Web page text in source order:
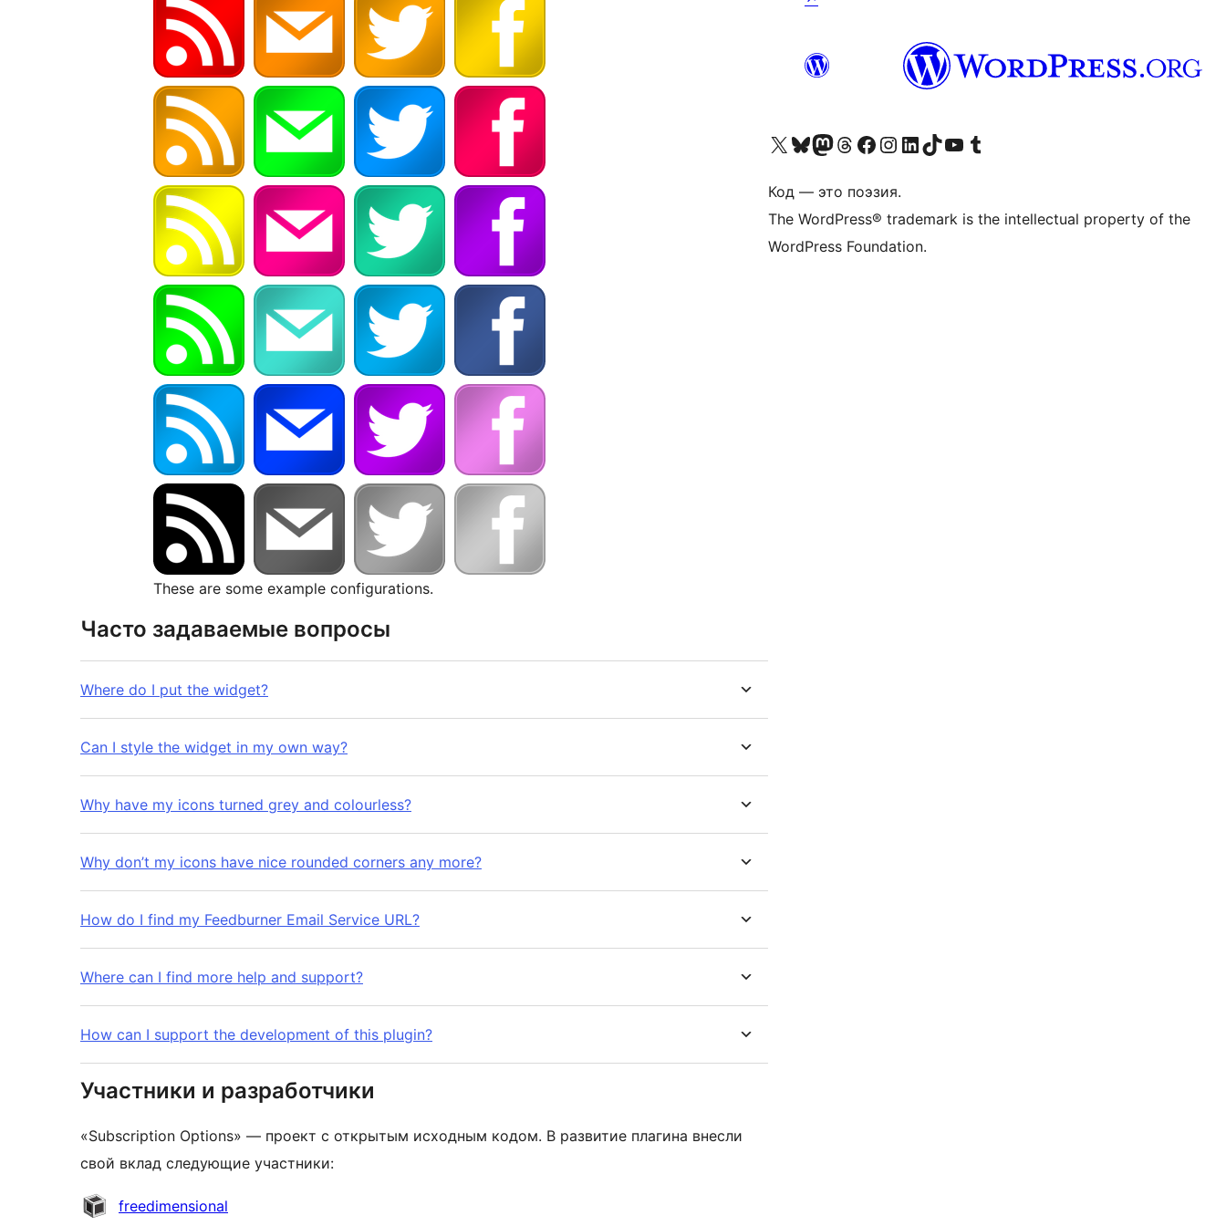
These are some example configurations.
Часто задаваемые вопросы
Where do I put the widget?
Can I style the widget in my own way?
Why have my icons turned grey and colourless?
Why don’t my icons have nice rounded corners any more?
How do I find my Feedburner Email Service URL?
Where can I find more help and support?
How can I support the development of this plugin?
Участники и разработчики
«Subscription Options» — проект с открытым исходным кодом. В развитие плагина внесли
свой вклад следующие участники:
Участникиfreedimensional
Посетите нас в X (ранее Twitter)
Посетите нашу учётную запись в Bluesky
Посетите нашу ленту в Mastodon
Посетите нашу учётную запись в Threads
Посетите нашу страницу на Facebook
Посетите наш Instagram
Посетите нашу страницу в LinkedIn
Посетите нашу учётную запись в TikTok
Посетите наш канал YouTube
Посетите нашу учётную запись в Tumblr
Код — это поэзия.
The WordPress® trademark is the intellectual property of the
WordPress Foundation.